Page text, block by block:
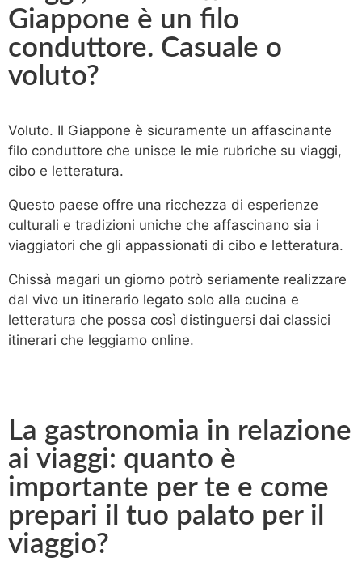
Giappone è un filo
conduttore. Casuale o
voluto?
Voluto. Il Giappone è sicuramente un affascinante
filo conduttore che unisce le mie rubriche su viaggi,
cibo e letteratura.
Questo paese offre una ricchezza di esperienze
culturali e tradizioni uniche che affascinano sia i
viaggiatori che gli appassionati di cibo e letteratura.
Chissà magari un giorno potrò seriamente realizzare
dal vivo un itinerario legato solo alla cucina e
letteratura che possa così distinguersi dai classici
itinerari che leggiamo online.
La gastronomia in relazione
ai viaggi: quanto è
importante per te e come
prepari il tuo palato per il
viaggio?